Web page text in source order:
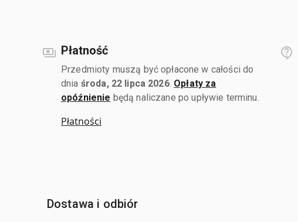
Płatność
Przedmioty muszą być opłacone w całości do
dnia środa, 22 lipca 2026. Opłaty za
opóźnienie będą naliczane po upływie terminu.
Płatności
Dostawa i odbiór